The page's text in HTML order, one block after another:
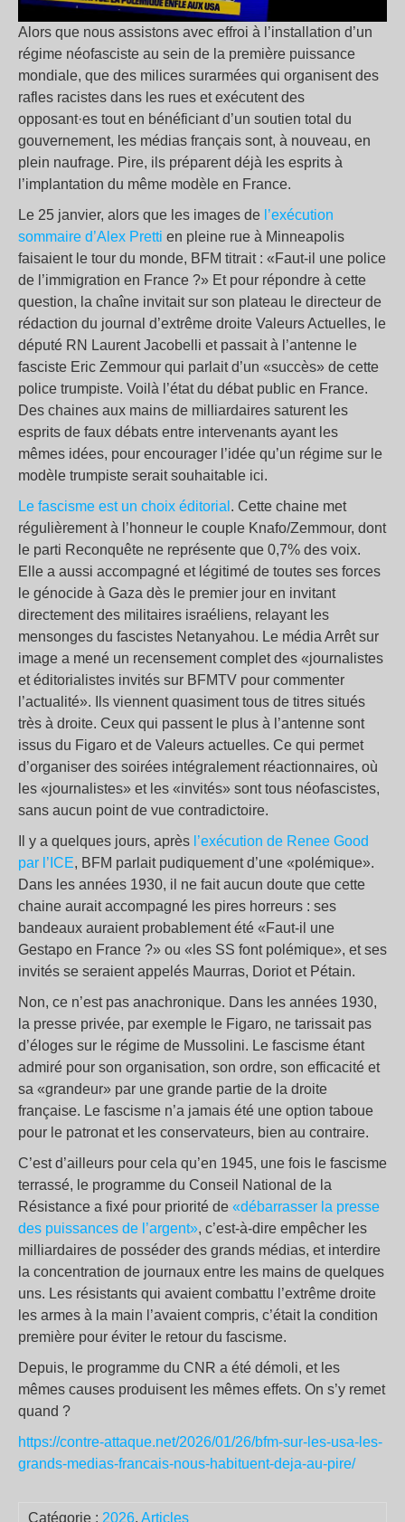
Alors que nous assistons avec effroi à l’installation d’un
régime néofasciste au sein de la première puissance
mondiale, que des milices surarmées qui organisent des
rafles racistes dans les rues et exécutent des
opposant·es tout en bénéficiant d’un soutien total du
gouvernement, les médias français sont, à nouveau, en
plein naufrage. Pire, ils préparent déjà les esprits à
l’implantation du même modèle en France.
Le 25 janvier, alors que les images de l’exécution
sommaire d’Alex Pretti en pleine rue à Minneapolis
faisaient le tour du monde, BFM titrait : «Faut-il une police
de l’immigration en France ?» Et pour répondre à cette
question, la chaîne invitait sur son plateau le directeur de
rédaction du journal d’extrême droite Valeurs Actuelles, le
député RN Laurent Jacobelli et passait à l’antenne le
fasciste Eric Zemmour qui parlait d’un «succès» de cette
police trumpiste. Voilà l’état du débat public en France.
Des chaines aux mains de milliardaires saturent les
esprits de faux débats entre intervenants ayant les
mêmes idées, pour encourager l’idée qu’un régime sur le
modèle trumpiste serait souhaitable ici.
Le fascisme est un choix éditorial . Cette chaine met
régulièrement à l’honneur le couple Knafo/Zemmour, dont
le parti Reconquête ne représente que 0,7% des voix.
Elle a aussi accompagné et légitimé de toutes ses forces
le génocide à Gaza dès le premier jour en invitant
directement des militaires israéliens, relayant les
mensonges du fascistes Netanyahou. Le média Arrêt sur
image a mené un recensement complet des «journalistes
et éditorialistes invités sur BFMTV pour commenter
l’actualité». Ils viennent quasiment tous de titres situés
très à droite. Ceux qui passent le plus à l’antenne sont
issus du Figaro et de Valeurs actuelles. Ce qui permet
d’organiser des soirées intégralement réactionnaires, où
les «journalistes» et les «invités» sont tous néofascistes,
sans aucun point de vue contradictoire.
Il y a quelques jours, après l’exécution de Renee Good
par l’ICE, BFM parlait pudiquement d’une «polémique».
Dans les années 1930, il ne fait aucun doute que cette
chaine aurait accompagné les pires horreurs : ses
bandeaux auraient probablement été «Faut-il une
Gestapo en France ?» ou «les SS font polémique», et ses
invités se seraient appelés Maurras, Doriot et Pétain.
Non, ce n’est pas anachronique. Dans les années 1930,
la presse privée, par exemple le Figaro, ne tarissait pas
d’éloges sur le régime de Mussolini. Le fascisme étant
admiré pour son organisation, son ordre, son efficacité et
sa «grandeur» par une grande partie de la droite
française. Le fascisme n’a jamais été une option taboue
pour le patronat et les conservateurs, bien au contraire.
C’est d’ailleurs pour cela qu’en 1945, une fois le fascisme
terrassé, le programme du Conseil National de la
Résistance a fixé pour priorité de «débarrasser la presse
des puissances de l’argent», c’est-à-dire empêcher les
milliardaires de posséder des grands médias, et interdire
la concentration de journaux entre les mains de quelques
uns. Les résistants qui avaient combattu l’extrême droite
les armes à la main l’avaient compris, c’était la condition
première pour éviter le retour du fascisme.
Depuis, le programme du CNR a été démoli, et les
mêmes causes produisent les mêmes effets. On s’y remet
quand ?
https://contre-attaque.net/2026/01/26/bfm-sur-les-usa-les-
grands-medias-francais-nous-habituent-deja-au-pire/
Catégorie : 2026, Articles